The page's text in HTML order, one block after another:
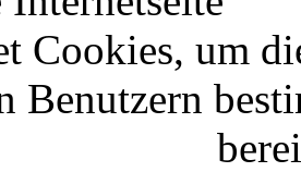
Cookies, um
Benutzern